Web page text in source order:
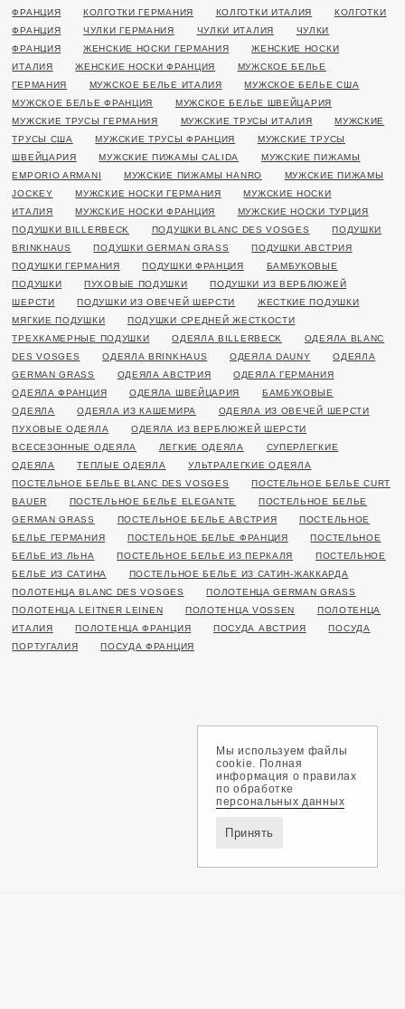
ФРАНЦИЯ
КОЛГОТКИ ГЕРМАНИЯ КОЛГОТКИ ИТАЛИЯ
КОЛГОТКИ
ФРАНЦИЯ
ЧУЛКИ ГЕРМАНИЯ ЧУЛКИ ИТАЛИЯ
ЧУЛКИ
ФРАНЦИЯ
ЖЕНСКИЕ НОСКИ ГЕРМАНИЯ
ЖЕНСКИЕ НОСКИ
ИТАЛИЯ
ЖЕНСКИЕ НОСКИ ФРАНЦИЯ
МУЖСКОЕ БЕЛЬЕ
ГЕРМАНИЯ
МУЖСКОЕ БЕЛЬЕ ИТАЛИЯ
МУЖСКОЕ БЕЛЬЕ США
МУЖСКОЕ БЕЛЬЕ ФРАНЦИЯ
МУЖСКОЕ БЕЛЬЕ ШВЕЙЦАРИЯ
МУЖСКИЕ ТРУСЫ ГЕРМАНИЯ
МУЖСКИЕ ТРУСЫ ИТАЛИЯ
МУЖСКИЕ
ТРУСЫ США
МУЖСКИЕ ТРУСЫ ФРАНЦИЯ
МУЖСКИЕ ТРУСЫ
ШВЕЙЦАРИЯ
МУЖСКИЕ ПИЖАМЫ CALIDA
МУЖСКИЕ ПИЖАМЫ
EMPORIO ARMANI
МУЖСКИЕ ПИЖАМЫ HANRO
МУЖСКИЕ ПИЖАМЫ
JOCKEY
МУЖСКИЕ НОСКИ ГЕРМАНИЯ
МУЖСКИЕ НОСКИ
ИТАЛИЯ
МУЖСКИЕ НОСКИ ФРАНЦИЯ
МУЖСКИЕ НОСКИ ТУРЦИЯ
ПОДУШКИ BILLERBECK
ПОДУШКИ BLANC DES VOSGES
ПОДУШКИ
BRINKHAUS
ПОДУШКИ GERMAN GRASS
ПОДУШКИ АВСТРИЯ
ПОДУШКИ ГЕРМАНИЯ
ПОДУШКИ ФРАНЦИЯ
БАМБУКОВЫЕ
ПОДУШКИ
ПУХОВЫЕ ПОДУШКИ
ПОДУШКИ ИЗ ВЕРБЛЮЖЕЙ
ШЕРСТИ
ПОДУШКИ ИЗ ОВЕЧЕЙ ШЕРСТИ
ЖЕСТКИЕ ПОДУШКИ
МЯГКИЕ ПОДУШКИ
ПОДУШКИ СРЕДНЕЙ ЖЕСТКОСТИ
ТРЕХКАМЕРНЫЕ ПОДУШКИ
ОДЕЯЛА BILLERBECK
ОДЕЯЛА BLANC
DES VOSGES
ОДЕЯЛА BRINKHAUS ОДЕЯЛА DAUNY
ОДЕЯЛА
GERMAN GRASS
ОДЕЯЛА АВСТРИЯ
ОДЕЯЛА ГЕРМАНИЯ
ОДЕЯЛА ФРАНЦИЯ
ОДЕЯЛА ШВЕЙЦАРИЯ
БАМБУКОВЫЕ
ОДЕЯЛА
ОДЕЯЛА ИЗ КАШЕМИРА
ОДЕЯЛА ИЗ ОВЕЧЕЙ ШЕРСТИ
ПУХОВЫЕ ОДЕЯЛА
ОДЕЯЛА ИЗ ВЕРБЛЮЖЕЙ ШЕРСТИ
ВСЕСЕЗОННЫЕ ОДЕЯЛА
ЛЕГКИЕ ОДЕЯЛА
СУПЕРЛЕГКИЕ
ОДЕЯЛА
ТЕПЛЫЕ ОДЕЯЛА
УЛЬТРАЛЕГКИЕ ОДЕЯЛА
ПОСТЕЛЬНОЕ БЕЛЬЕ BLANC DES VOSGES
ПОСТЕЛЬНОЕ БЕЛЬЕ CURT
BAUER
ПОСТЕЛЬНОЕ БЕЛЬЕ ELEGANTE
ПОСТЕЛЬНОЕ БЕЛЬЕ
GERMAN GRASS
ПОСТЕЛЬНОЕ БЕЛЬЕ АВСТРИЯ
ПОСТЕЛЬНОЕ
БЕЛЬЕ ГЕРМАНИЯ
ПОСТЕЛЬНОЕ БЕЛЬЕ ФРАНЦИЯ
ПОСТЕЛЬНОЕ
БЕЛЬЕ ИЗ ЛЬНА
ПОСТЕЛЬНОЕ БЕЛЬЕ ИЗ ПЕРКАЛЯ
ПОСТЕЛЬНОЕ
БЕЛЬЕ ИЗ САТИНА
ПОСТЕЛЬНОЕ БЕЛЬЕ ИЗ САТИН-ЖАККАРДА
ПОЛОТЕНЦА BLANC DES VOSGES
ПОЛОТЕНЦА GERMAN GRASS
ПОЛОТЕНЦА LEITNER LEINEN
ПОЛОТЕНЦА VOSSEN
ПОЛОТЕНЦА
ИТАЛИЯ
ПОЛОТЕНЦА ФРАНЦИЯ ПОСУДА АВСТРИЯ
ПОСУДА
ПОРТУГАЛИЯ
ПОСУДА ФРАНЦИЯ
Мы используем файлы
cookie. Полная
информация о правилах
по обработке
персональных данных
Принять